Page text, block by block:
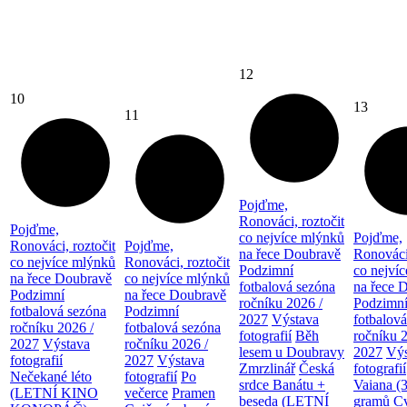
10
Pojďme,
Ronováci, roztočit
co nejvíce mlýnků
na řece Doubravě
Podzimní
fotbalová sezóna
ročníku 2026 /
2027 Výstava
fotografií
Nečekané léto
(LETNÍ KINO
11
Pojďme,
Ronováci, roztočit
co nejvíce mlýnků
na řece Doubravě
Podzimní
fotbalová sezóna
ročníku 2026 /
2027 Výstava
fotografií Po
večerce Pramen
12
Pojďme,
Ronováci, roztočit
co nejvíce mlýnků
na řece Doubravě
Podzimní
fotbalová sezóna
ročníku 2026 /
2027 Výstava
fotografií Běh
lesem u Doubravy
Zmrzlinář Česká
srdce Banátu +
beseda (LETNÍ
13
Pojďme,
co
na řece
Podzimní
ročníku
2027
fotografií
Vaiana
gramů